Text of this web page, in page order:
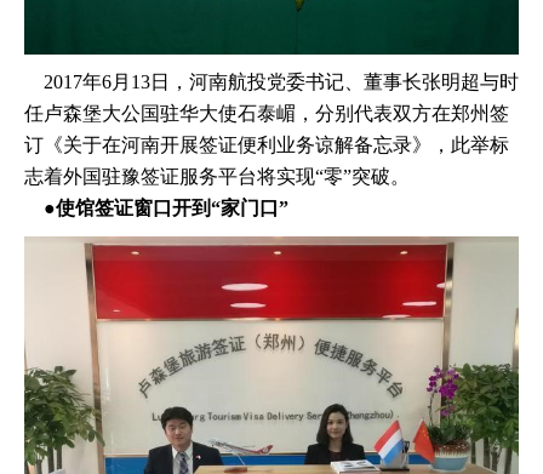
2017年6月13日，河南航投党委书记、董事长张明超与时
任卢森堡大公国驻华大使石泰嵋，分别代表双方在郑州签
订《关于在河南开展签证便利业务谅解备忘录》，此举标
志着外国驻豫签证服务平台将实现“零”突破。
​ ●​使馆签证窗口开到“家门口”